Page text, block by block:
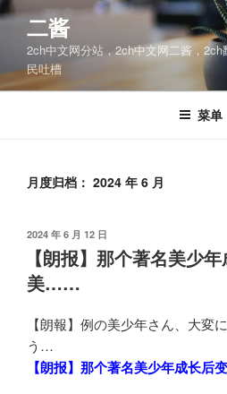
跳
容
二酱
2ch中文网分站，2ch中文网二酱，
民吐槽
菜单
月度归档： 2024 年 6 月
发
2024 年 6 月 12 日
【朗报】那个著名美少
美……
【朗報】例の美少年さん、大変
う…
【朗报】那个著名美少年成长